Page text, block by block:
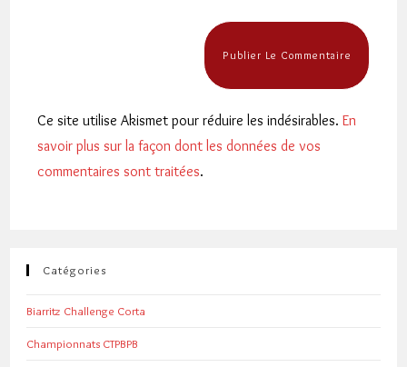
Ce site utilise Akismet pour réduire les indésirables.En
savoir plus sur la façon dont les données de vos
commentaires sont traitées.
Catégories
Biarritz Challenge Corta
Championnats CTPBPB